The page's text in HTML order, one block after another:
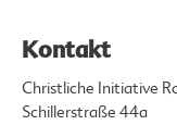
Kontakt
Christliche Initiative
Schillerstraße 44a